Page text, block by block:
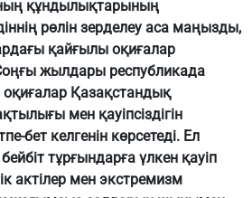
құндылықтарының
рөлін зерделеу аса маңызды,
қайғылы оқиғалар
жылдары республикада
Қазақстандық
мен қауіпсіздігін
бет келгенін көрсетеді. Ел
тұрғындарға үлкен қауіп
актілер мен экстремизм